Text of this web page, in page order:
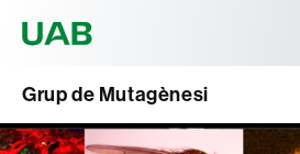
Grup de Mutagènesi